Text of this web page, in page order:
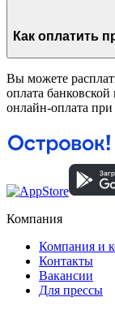
Вы можете
оплата
онлайн-оплата
Компания
Компания и
Контакты
Вакансии
Для прессы